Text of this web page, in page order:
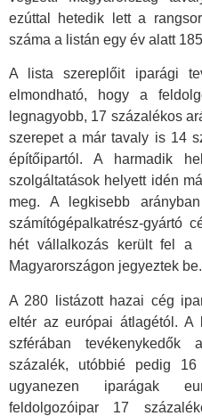
ezúttal hetedik lett a
száma a listán egy év alatt
A lista szereplőit iparági
elmondható, hogy a
legnagyobb, 17 százalékos
szerepet a már tavaly is 14
építőipartól. A harmadik
szolgáltatások helyett idén
meg. A legkisebb
számítógépalkatrész-gyártó
hét vállalkozás került fel a
Magyarországon jegyeztek be.
A 280 listázott hazai cég
eltér az európai átlagétól. A
szférában
százalék, utóbbié pedig
ugyanezen iparágak
feldolgozóipar 17